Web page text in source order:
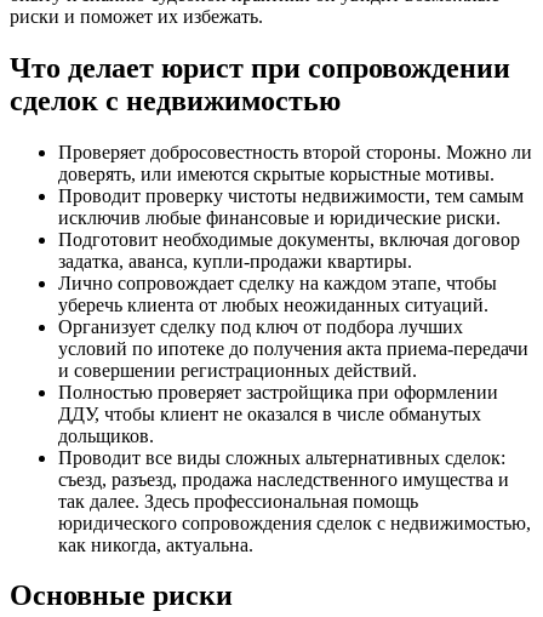
риски и поможет их избежать.
Что делает юрист при сопровождении
сделок с недвижимостью
Проверяет добросовестность второй стороны. Можно ли
доверять, или имеются скрытые корыстные мотивы.
Проводит проверку чистоты недвижимости, тем самым
исключив любые финансовые и юридические риски.
Подготовит необходимые документы, включая договор
задатка, аванса, купли-продажи квартиры.
Лично сопровождает сделку на каждом этапе, чтобы
уберечь клиента от любых неожиданных ситуаций.
Организует сделку под ключ от подбора лучших
условий по ипотеке до получения акта приема-передачи
и совершении регистрационных действий.
Полностью проверяет застройщика при оформлении
ДДУ, чтобы клиент не оказался в числе обманутых
дольщиков.
Проводит все виды сложных альтернативных сделок:
съезд, разъезд, продажа наследственного имущества и
так далее. Здесь профессиональная помощь
юридического сопровождения сделок с недвижимостью,
как никогда, актуальна.
Основные риски